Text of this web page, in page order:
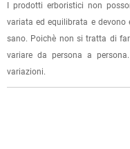
Dalla tuaArea Cliente
dell'ordine e lo stato
Per qualsiasi
I prodotti erboristici non
variata ed equilibrata e
sano. Poichè non si tratta di
variare da persona a
variazioni.